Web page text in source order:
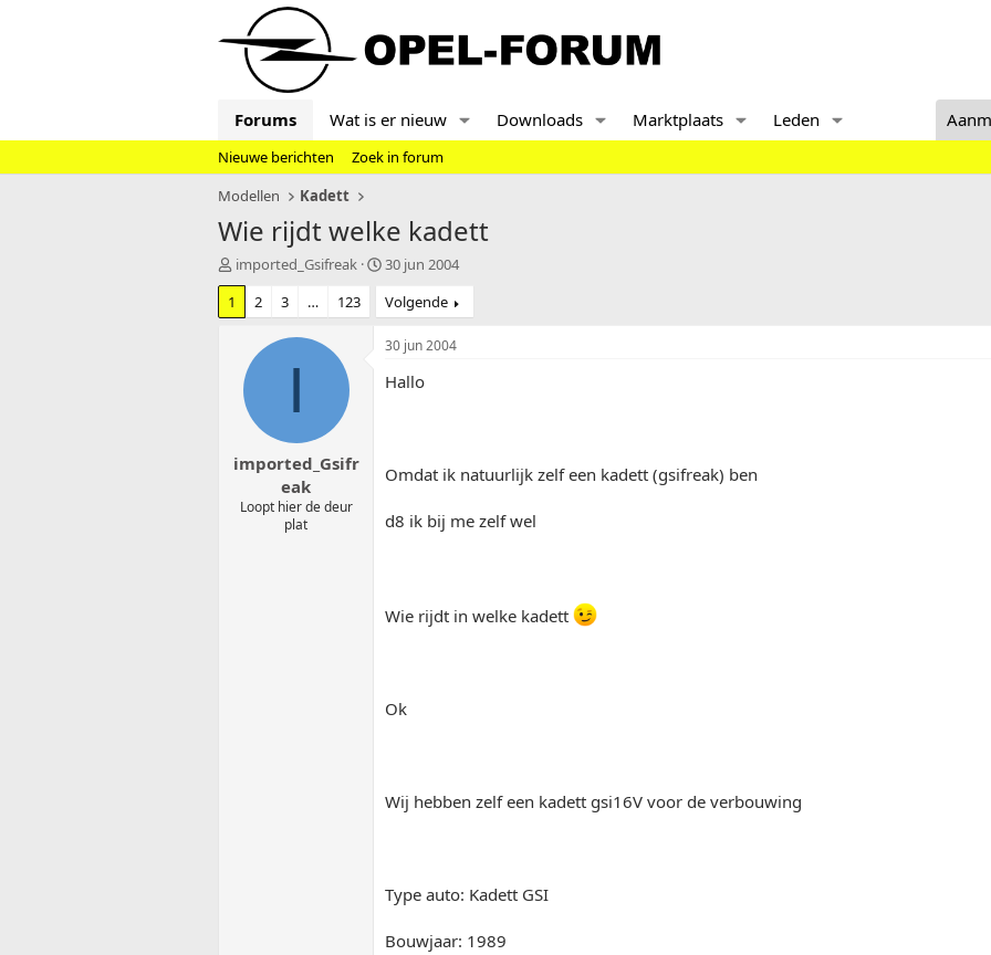
Forums Wat is er nieuw Downloads Marktplaats Leden
Nieuwe berichten
Zoek in forum
Modellen
Kadett
Wie rijdt welke kadett
T
o
i
e
imported_Gsifreak
S
a
r
t
a
30 jun 2004
1
2 3 … 123 Volgende
I
imported_Gsifr
eak
Loopt hier de deur
plat
30 jun 2004
Hallo
Omdat ik natuurlijk zelf een kadett (gsifreak) ben
d8 ik bij me zelf wel
Wie rijdt in welke kadett
Ok
Wij hebben zelf een kadett gsi16V voor de verbouwing
Type auto: Kadett GSI
Bouwjaar: 1989